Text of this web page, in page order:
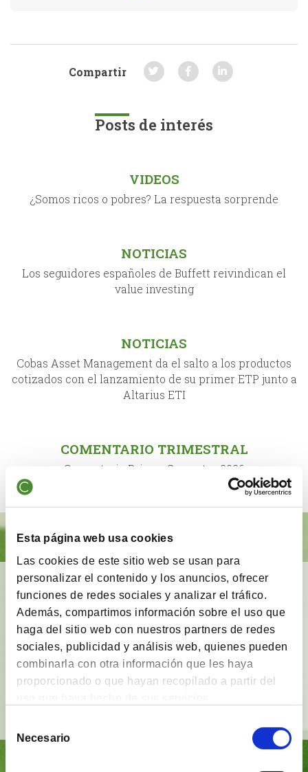
Esta página web usa cookies
Las cookies de este sitio web se usan para
personalizar el contenido y los anuncios, ofrecer
funciones de redes sociales y analizar el tráfico.
Además, compartimos información sobre el uso que
haga del sitio web con nuestros partners de redes
sociales, publicidad y análisis web, quienes pueden
combinarla con otra información que les haya
proporcionado o que hayan recopilado a partir del
deNecesario
Compartir
Posts de interés
VIDEOS
¿Somos ricos o pobres? La respuesta sorprende
NOTICIAS
Los seguidores españoles de Buffett reivindican el
value investing
NOTICIAS
Cobas Asset Management da el salto a los productos
cotizados con el lanzamiento de su primer ETP junto a
Altarius ETI
COMENTARIO TRIMESTRAL
Comentario Primer Semestre 2026
BrainVestor: Psicología financiera
App gratuitaque tiene como finalidadacompañar
a los inversoresen sus distintas etapas de
inversión y proporcionarles herramientas y
técnicas del campo de lapsicología financiera
Ver vídeo